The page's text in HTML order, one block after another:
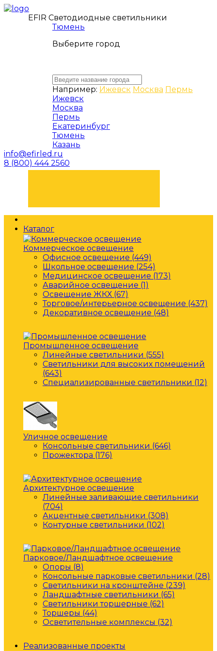
EFIR Светодиодные светильники
Тюмень
Выберите город
Например: Ижевск Москва Пермь
Ижевск
Москва
Пермь
Екатеринбург
Тюмень
Казань
info@efirled.ru
8 (800) 444 2560
Каталог
Коммерческое освещение
Офисное освещение (449)
Школьное освещение (254)
Медицинское освещение (173)
Аварийное освещение (1)
Освещение ЖКХ (67)
Торговое/интерьерное освещение (437)
Декоративное освещение (48)
Промышленное освещение
Линейные светильники (555)
Светильники для высоких помещений
(643)
Специализированные светильники (12)
Уличное освещение
Консольные светильники (646)
Прожектора (176)
Архитектурное освещение
Линейные заливающие светильники
(704)
Акцентные светильники (308)
Контурные светильники (102)
Парковое/Ландшафтное освещение
Опоры (8)
Консольные парковые светильники (28)
Светильники на кронштейне (239)
Ландшафтные светильники (65)
Светильники торшерные (62)
Торшеры (44)
Осветительные комплексы (32)
Реализованные проекты